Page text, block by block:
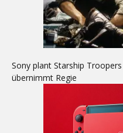
Sony plant Starship
übernimmt Regie